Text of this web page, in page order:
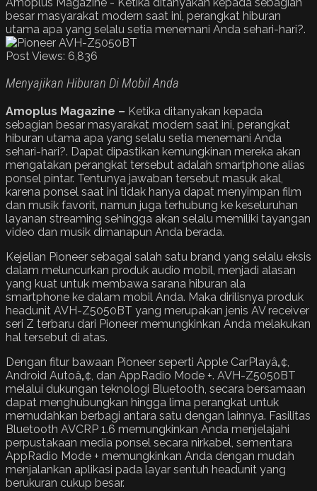
besar masyarakat modern saat ini, perangkat hiburan
utama apa yang selalu setia menemani Anda sehari-hari?.
Post Views: 6,836
Menyajikan Hiburan Di Mobil Anda
Amoplus Magazine – Ketika ditanyakan kepada
sebagian besar masyarakat modern saat ini, perangkat
hiburan utama apa yang selalu setia menemani Anda
sehari-hari?. Dapat dipastikan kemungkinan mereka akan
mengatakan perangkat tersebut adalah smartphone alias
ponsel pintar. Tentunya jawaban tersebut masuk akal,
karena ponsel saat ini tidak hanya dapat menyimpan film
dan musik favorit, namun juga terhubung ke keseluruhan
layanan streaming sehingga akan selalu memiliki tayangan
video dan musik dimanapun Anda berada.
Kejelian Pioneer sebagai salah satu brand yang selalu eksis
dalam meluncurkan produk audio mobil, menjadi alasan
yang kuat untuk membawa sarana hiburan ala
smartphone ke dalam mobil Anda. Maka dirilisnya produk
headunit AVH-Z5050BT yang merupakan jenis AV receiver
seri Z terbaru dari Pioneer memungkinkan Anda melakukan
hal tersebut di atas.
Dengan fitur bawaan Pioneer seperti Apple CarPlayâ„¢,
Android Autoâ„¢, dan AppRadio Mode +. AVH-Z5050BT
melalui dukungan teknologi Bluetooth, secara bersamaan
dapat menghubungkan hingga lima perangkat untuk
memudahkan berbagi antara satu dengan lainnya. Fasilitas
Bluetooth AVCRP 1.6 memungkinkan Anda menjelajahi
perpustakaan media ponsel secara nirkabel, sementara
AppRadio Mode + memungkinkan Anda dengan mudah
menjalankan aplikasi pada layar sentuh headunit yang
berukuran cukup besar.